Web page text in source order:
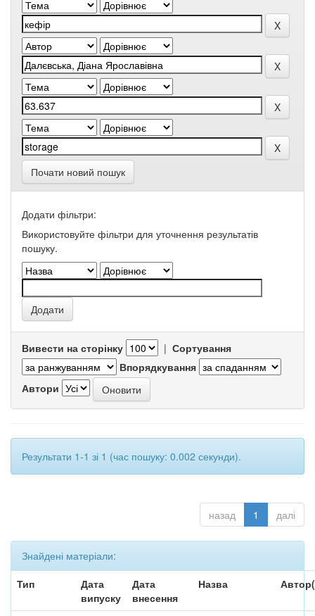
Почати новий пошук
Додати фільтри:
Використовуйте фільтри для уточнення результатів
пошуку.
Вивести на сторінку | Сортування
Впорядкування
Автори
Результати 1-1 зі 1 (час пошуку: 0.002 секунди).
назад 1 далі
Знайдені матеріали:
Тип
Дата
випуску
Дата
внесення
Назва